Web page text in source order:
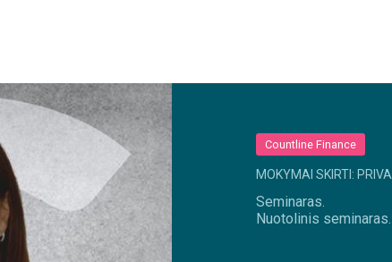
Countline Finance
MOKYMAI SKIRTI:
Seminaras.
Nuotolinis seminaras.